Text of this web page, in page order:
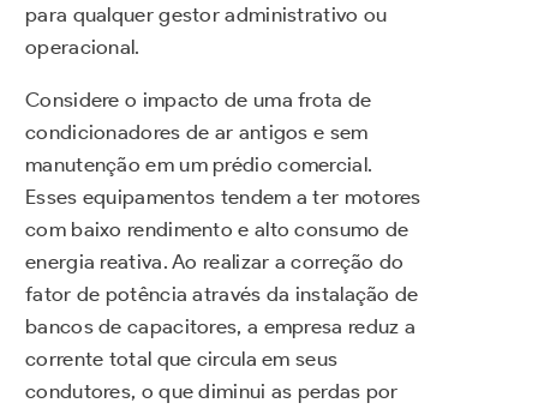
para qualquer gestor administrativo ou
operacional.
Considere o impacto de uma frota de
condicionadores de ar antigos e sem
manutenção em um prédio comercial.
Esses equipamentos tendem a ter motores
com baixo rendimento e alto consumo de
energia reativa. Ao realizar a correção do
fator de potência através da instalação de
bancos de capacitores, a empresa reduz a
corrente total que circula em seus
condutores, o que diminui as perdas por